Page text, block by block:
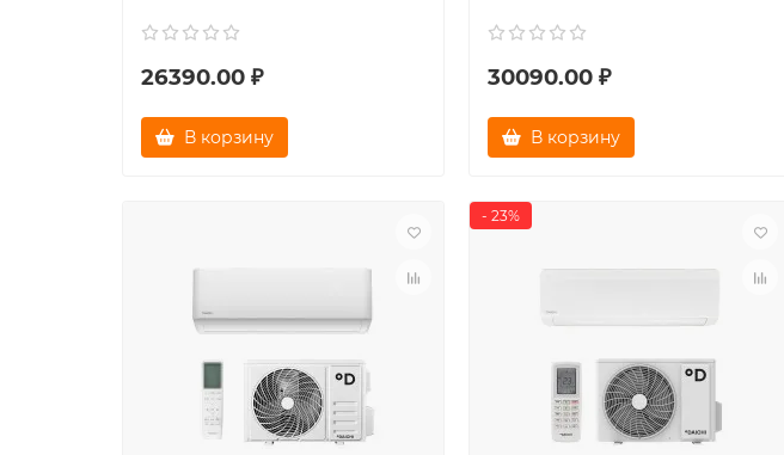
26390.00 ₽
В корзину
30090.00 ₽
В корзину
- 23%